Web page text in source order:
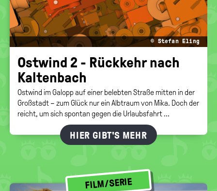
© Stefan Eling
Ost­wind 2 - Rück­kehr nach
Kal­ten­bach
Ostwind im Galopp auf einer belebten Straße mitten in der
Großstadt – zum Glück nur ein Albtraum von Mika. Doch der
reicht, um sich spontan gegen die Urlaubsfahrt ...
HIER GIBT'S MEHR
FILM/SERIE